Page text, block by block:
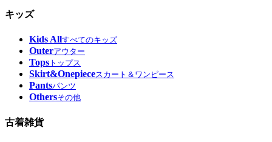
キッズ
Kids Allすべてのキッズ
Outerアウター
Tops トップス
Skirt&Onepieceスカート＆ワンピース
Pantsパンツ
Othersその他
古着雑貨